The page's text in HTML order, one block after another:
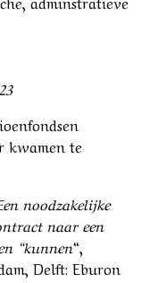
kwamen te
noodzakelijke
naar een
“kunnen“,
Delft: Eburon